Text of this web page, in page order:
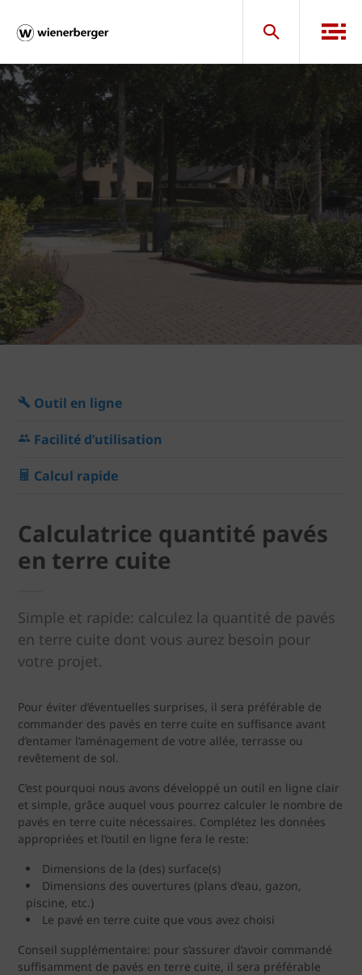
Outil en ligne
Facilité d’utilisation
Calcul rapide
Calculatrice quantité pavés
en terre cuite
Simple et rapide: calculez la quantité de pavés
en terre cuite dont vous aurez besoin pour
votre projet.
Pour éviter d’éventuelles surprises, il sera préférable de
commander des pavés en terre cuite en suffisance avant
d’entamer l’aménagement de votre allée, terrasse ou
revêtement de sol.
C’est pourquoi nous avons développé un outil en ligne clair
et simple, grâce auquel vous pourrez calculer le nombre de
pavés en terre cuite nécessaires. Complétez les données
appropriées et l’outil en ligne fera le reste:
Dimensions de la (des) surface(s)
Dimensions des ouvertures (plans d’eau, gazon,
piscine, etc.)
Le pavé en terre cuite que vous avez choisi
Conseil supplémentaire: pour s’assurer d’avoir commandé
suffisamment de pavés en terre cuite, il sera préférable